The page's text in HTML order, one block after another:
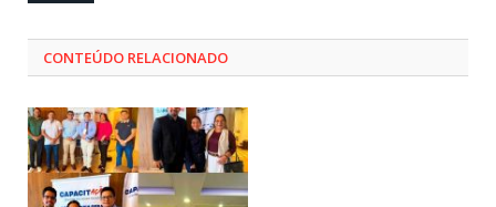
CONTEÚDO RELACIONADO